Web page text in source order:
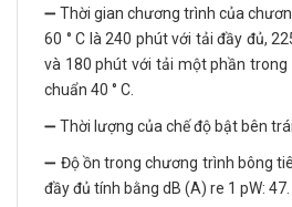
➖ Thời gian chương trình của
60 ° C là 240 phút với tải đầy đủ,
và 180 phút với tải một phần
chuẩn 40 ° C.
➖ Thời lượng của chế độ bật bên
➖ Độ ồn trong chương trình bông
đầy đủ tính bằng dB (A) re 1 pW: 47.